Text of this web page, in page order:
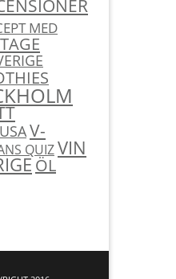
MED
USAV-
QUIZVIN
ÖL